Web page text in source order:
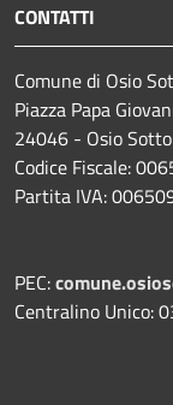
CONTATTI
Comune di Osio
Piazza Papa
24046 - Osio Sotto
Codice Fiscale:
Partita IVA:
PEC:
Centralino Unico: